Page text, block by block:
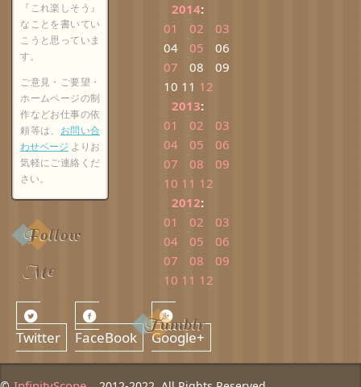
『これ楽しそう』
なことを書いてい
こうと思っていま
す。
ご意見・ご要望・
ホームページの制
作などお仕事の依
頼等は、 お問い合
わせページ よりお
気軽にご連絡くだ
さい。
Follow
Me
Twitter FaceBook Google+
2014:
01
02
03
04
05
06
07
08
09
10 11 12
2013:
01
02
03
04
05
06
07
08
09
10 11 12
2012:
01
02
03
04
05
06
07
08
09
10 11 12
Tumblr